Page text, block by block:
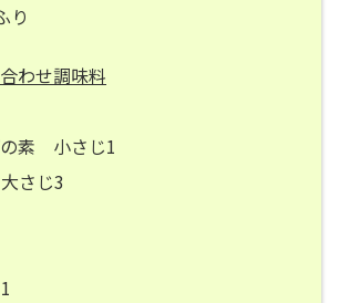
り
わせ調味料
の素 小さじ1
さじ3